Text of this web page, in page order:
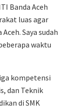
Banda Aceh
luas agar
Saya sudah
waktu
kompetensi
dan Teknik
di SMK